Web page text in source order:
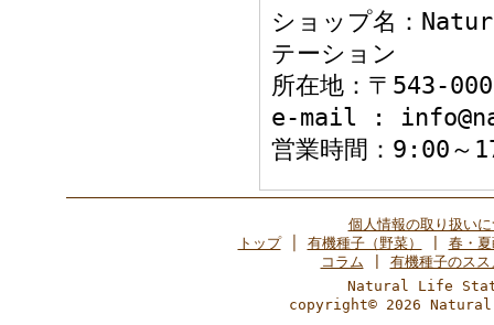
ショップ名：
テーション
所在地：〒543-
e-mail :
営業時間：9:00～
個人情報の取り扱い
トップ│ 有機種子（野菜）
春・
コラム
有機種子のスス
Natural Life
copyright© 2026